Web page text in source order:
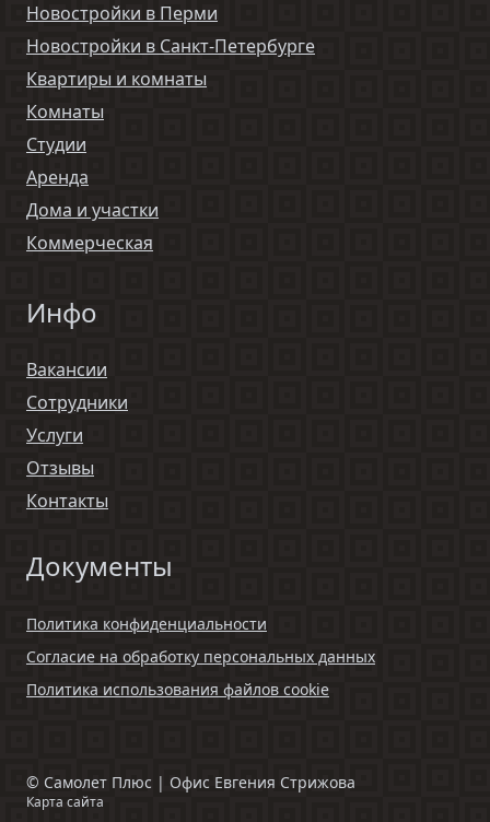
Новостройки в Перми
Новостройки в Санкт-Петербурге
Квартиры и комнаты
Комнаты
Студии
Аренда
Дома и участки
Коммерческая
Инфо
Вакансии
Сотрудники
Услуги
Отзывы
Контакты
Документы
Политика конфиденциальности
Согласие на обработку персональных данных
Политика использования файлов cookie
© Самолет Плюс | Офис Евгения Стрижова
Карта сайта